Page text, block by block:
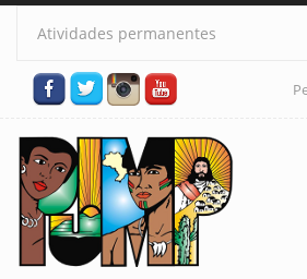
Pular para o conteúdo principal